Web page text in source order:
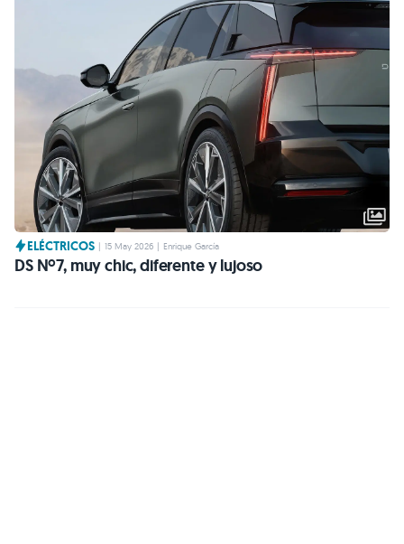
ELÉCTRICOS | 15 May 2026 | Enrique García
DS Nº7, muy chic, diferente y lujoso